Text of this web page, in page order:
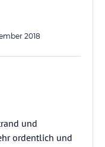
2018
und
ordentlich und